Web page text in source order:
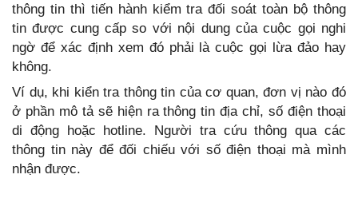
thông tin thì tiến hành kiểm tra đối soát toàn bộ thông
tin được cung cấp so với nội dung của cuộc gọi nghi
ngờ để xác định xem đó phải là cuộc gọi lừa đảo hay
không.
Ví dụ, khi kiển tra thông tin của cơ quan, đơn vị nào đó
ở phần mô tả sẽ hiện ra thông tin địa chỉ, số điện thoại
di động hoặc hotline. Người tra cứu thông qua các
thông tin này để đối chiếu với số điện thoại mà mình
nhận được.